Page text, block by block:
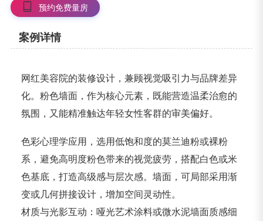
预约免费量房
案例详情
网红美容院的装修设计，兼顾视觉吸引力与品牌差异
化。粉色墙面，作为核心元素，既能营造温柔治愈的
氛围，又能精准触达年轻女性客群的审美偏好。
色彩心理学应用，选用低饱和度的莫兰迪粉或裸粉
系，避免高明度粉色带来的视觉疲劳，搭配白色或米
色基底，打造高级感与层次感。墙面，可局部采用渐
变或几何拼接设计，增加空间灵动性。
材质与光影互动：哑光艺术涂料或微水泥墙面质感细